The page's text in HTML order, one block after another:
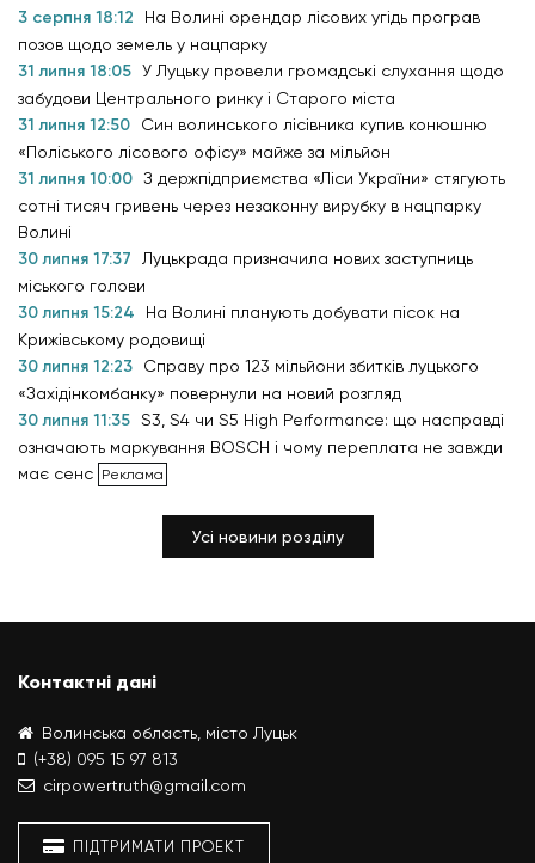
3 серпня 18:12
На Волині орендар лісових угідь програв
позов щодо земель у нацпарку
31 липня 18:05 У Луцьку провели громадські слухання щодо
забудови Центрального ринку і Старого міста
31 липня 12:50
Син волинського лісівника купив конюшню
«Поліського лісового офісу» майже за мільйон
31 липня 10:00 З держпідприємства «Ліси України» стягують
сотні тисяч гривень через незаконну вирубку в нацпарку
Волині
30 липня 17:37
Луцькрада призначила нових заступниць
міського голови
30 липня 15:24
На Волині планують добувати пісок на
Крижівському родовищі
30 липня 12:23
Справу про 123 мільйони збитків луцького
«Західінкомбанку» повернули на новий розгляд
30 липня 11:35 S3, S4 чи S5 High Performance: що насправді
означають маркування BOSCH і чому переплата не завжди
має сенс
Усі новини розділу
Контактні дані
Волинська область, місто Луцьк
(+38) 095 15 97 813
cirpowertruth@gmail.com
ПІДТРИМАТИ ПРОЕКТ